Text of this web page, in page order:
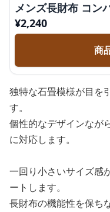
メンズ長財布 コン
¥2,240
商
独特な石畳模様が目を
す。
個性的なデザインなが
に対応します。
一回り小さいサイズ感
ートします。
長財布の機能性を保ち